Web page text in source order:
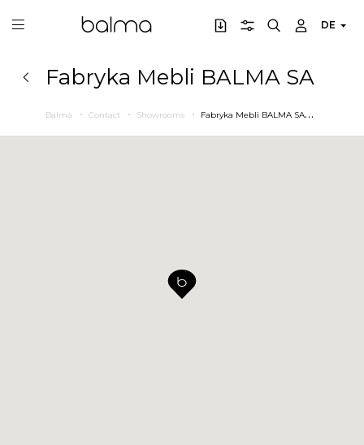
DE
Fabryka Mebli BALMA SA
Balma Contact Showrooms F
abryka Mebli BALMA SA